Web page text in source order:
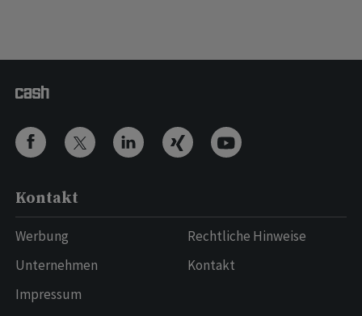
Kontakt
Werbung
Unternehmen
Impressum
Rechtliche Hinweise
Kontakt